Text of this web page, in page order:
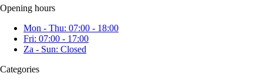
Opening hours
Mon - Thu: 07:00 - 18:00
Fri: 07:00 - 17:00
Za - Sun: Closed
Categories